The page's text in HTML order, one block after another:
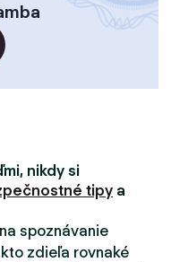
nikdy si
tipy a
spoznávanie
zdieľa rovnaké